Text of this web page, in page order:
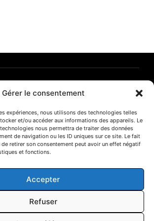
Gérer le consentement
expériences, nous utilisons des technologies telles
et/ou accéder aux informations des appareils. Le
nous permettra de traiter des données
de navigation ou les ID uniques sur ce site. Le fait
retirer son consentement peut avoir un effet négatif
et fonctions.
Accepter
Refuser
T. 06 85 70 00 14
E-SHOP
MENTIONS LÉGALES
DE CONFIDENTIALITÉ
© 2025 | Frédéric Fleury